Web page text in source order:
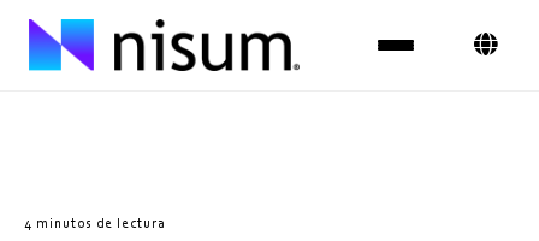
4 minutos de lectura